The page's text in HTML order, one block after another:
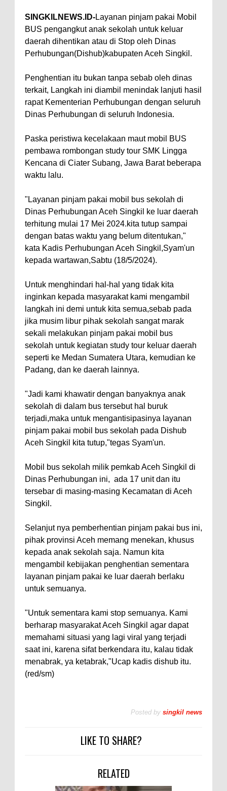
SINGKILNEWS.ID-Layanan pinjam pakai Mobil
BUS pengangkut anak sekolah untuk keluar
daerah dihentikan atau di Stop oleh Dinas
Perhubungan(Dishub)kabupaten Aceh Singkil.
Penghentian itu bukan tanpa sebab oleh dinas
terkait, Langkah ini diambil menindak lanjuti hasil
rapat Kementerian Perhubungan dengan seluruh
Dinas Perhubungan di seluruh Indonesia.
Paska peristiwa kecelakaan maut mobil BUS
pembawa rombongan study tour SMK Lingga
Kencana di Ciater Subang, Jawa Barat beberapa
waktu lalu.
"Layanan pinjam pakai mobil bus sekolah di
Dinas Perhubungan Aceh Singkil ke luar daerah
terhitung mulai 17 Mei 2024.kita tutup sampai
dengan batas waktu yang belum ditentukan,"
kata Kadis Perhubungan Aceh Singkil,Syam'un
kepada wartawan,Sabtu (18/5/2024).
Untuk menghindari hal-hal yang tidak kita
inginkan kepada masyarakat kami mengambil
langkah ini demi untuk kita semua,sebab pada
jika musim libur pihak sekolah sangat marak
sekali melakukan pinjam pakai mobil bus
sekolah untuk kegiatan study tour keluar daerah
seperti ke Medan Sumatera Utara, kemudian ke
Padang, dan ke daerah lainnya.
"Jadi kami khawatir dengan banyaknya anak
sekolah di dalam bus tersebut hal buruk
terjadi,maka untuk mengantisipasinya layanan
pinjam pakai mobil bus sekolah pada Dishub
Aceh Singkil kita tutup,"tegas Syam'un.
Mobil bus sekolah milik pemkab Aceh Singkil di
Dinas Perhubungan ini, ada 17 unit dan itu
tersebar di masing-masing Kecamatan di Aceh
Singkil.
Selanjut nya pemberhentian pinjam pakai bus ini,
pihak provinsi Aceh memang menekan, khusus
kepada anak sekolah saja. Namun kita
mengambil kebijakan penghentian sementara
layanan pinjam pakai ke luar daerah berlaku
untuk semuanya.
"Untuk sementara kami stop semuanya. Kami
berharap masyarakat Aceh Singkil agar dapat
memahami situasi yang lagi viral yang terjadi
saat ini, karena sifat berkendara itu, kalau tidak
menabrak, ya ketabrak,"Ucap kadis dishub itu.
(red/sm)
Posted by singkil news
LIKE TO SHARE?
RELATED